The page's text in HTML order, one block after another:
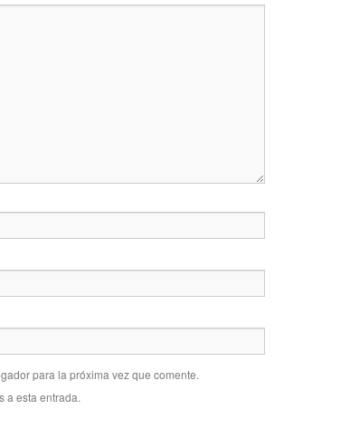
para la próxima vez que comente.
a esta entrada.